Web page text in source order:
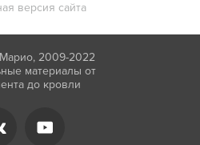
версия сайта
2009-2022
материалы от
до кровли